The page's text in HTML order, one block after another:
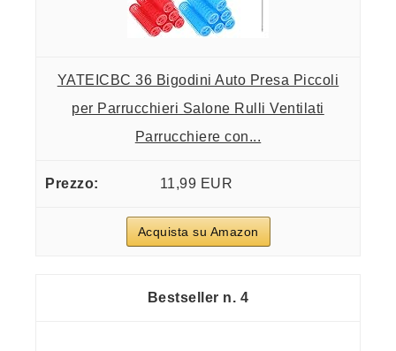
YATEICBC 36 Bigodini Auto Presa Piccoli
per Parrucchieri Salone Rulli Ventilati
Parrucchiere con...
11,99 EUR
Acquista su Amazon
4